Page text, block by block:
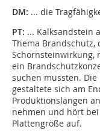
DM: ... die
PT: ... Kalksandstein
Thema Brandschutz,
Schornsteinwirkung,
ein
suchen mussten.
gestaltete sich am
Produktionslängen
nehmen und hört
Plattengröße auf.